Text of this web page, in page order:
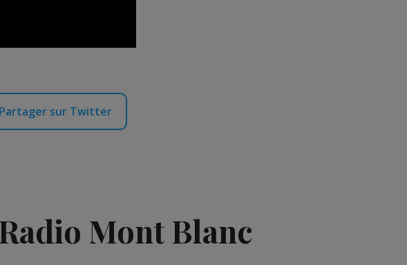
Partager sur Twitter
Mont Blanc